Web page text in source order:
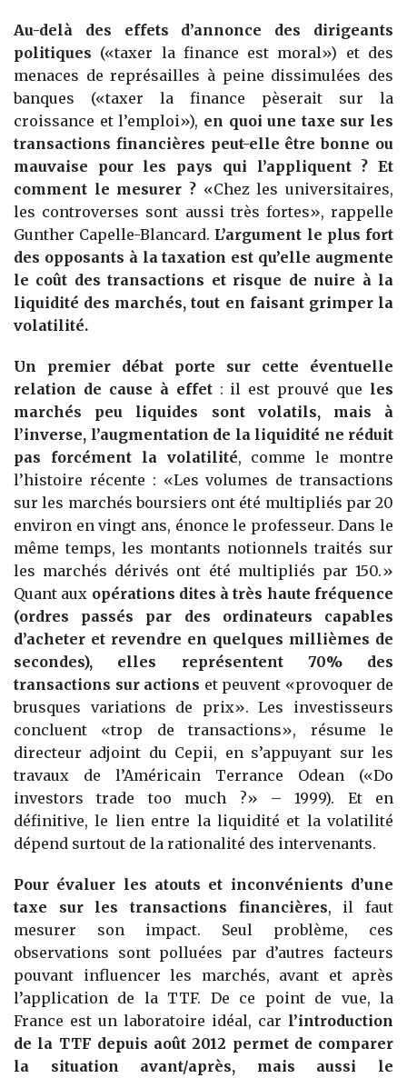
Au-delà des effets d’annonce des dirigeants
politiques («taxer la finance est moral») et des
menaces de représailles à peine dissimulées des
banques («taxer la finance pèserait sur la
croissance et l’emploi»), en quoi une taxe sur les
transactions financières peut-elle être bonne ou
mauvaise pour les pays qui l’appliquent ? Et
comment le mesurer ? «Chez les universitaires,
les controverses sont aussi très fortes», rappelle
Gunther Capelle-Blancard. L’argument le plus fort
des opposants à la taxation est qu’elle augmente
le coût des transactions et risque de nuire à la
liquidité des marchés, tout en faisant grimper la
volatilité.
Un premier débat porte sur cette éventuelle
relation de cause à effet : il est prouvé que les
marchés peu liquides sont volatils, mais à
l’inverse, l’augmentation de la liquidité ne réduit
pas forcément la volatilité, comme le montre
l’histoire récente : «Les volumes de transactions
sur les marchés boursiers ont été multipliés par 20
environ en vingt ans, énonce le professeur. Dans le
même temps, les montants notionnels traités sur
les marchés dérivés ont été multipliés par 150.»
Quant aux opérations dites à très haute fréquence
(ordres passés par des ordinateurs capables
d’acheter et revendre en quelques millièmes de
secondes), elles représentent 70% des
transactions sur actions et peuvent «provoquer de
brusques variations de prix». Les investisseurs
concluent «trop de transactions», résume le
directeur adjoint du Cepii, en s’appuyant sur les
travaux de l’Américain Terrance Odean («Do
investors trade too much ?» – 1999). Et en
définitive, le lien entre la liquidité et la volatilité
dépend surtout de la rationalité des intervenants.
Pour évaluer les atouts et inconvénients d’une
taxe sur les transactions financières, il faut
mesurer son impact. Seul problème, ces
observations sont polluées par d’autres facteurs
pouvant influencer les marchés, avant et après
l’application de la TTF. De ce point de vue, la
France est un laboratoire idéal, car l’introduction
de la TTF depuis août 2012 permet de comparer
la situation avant/après, mais aussi le